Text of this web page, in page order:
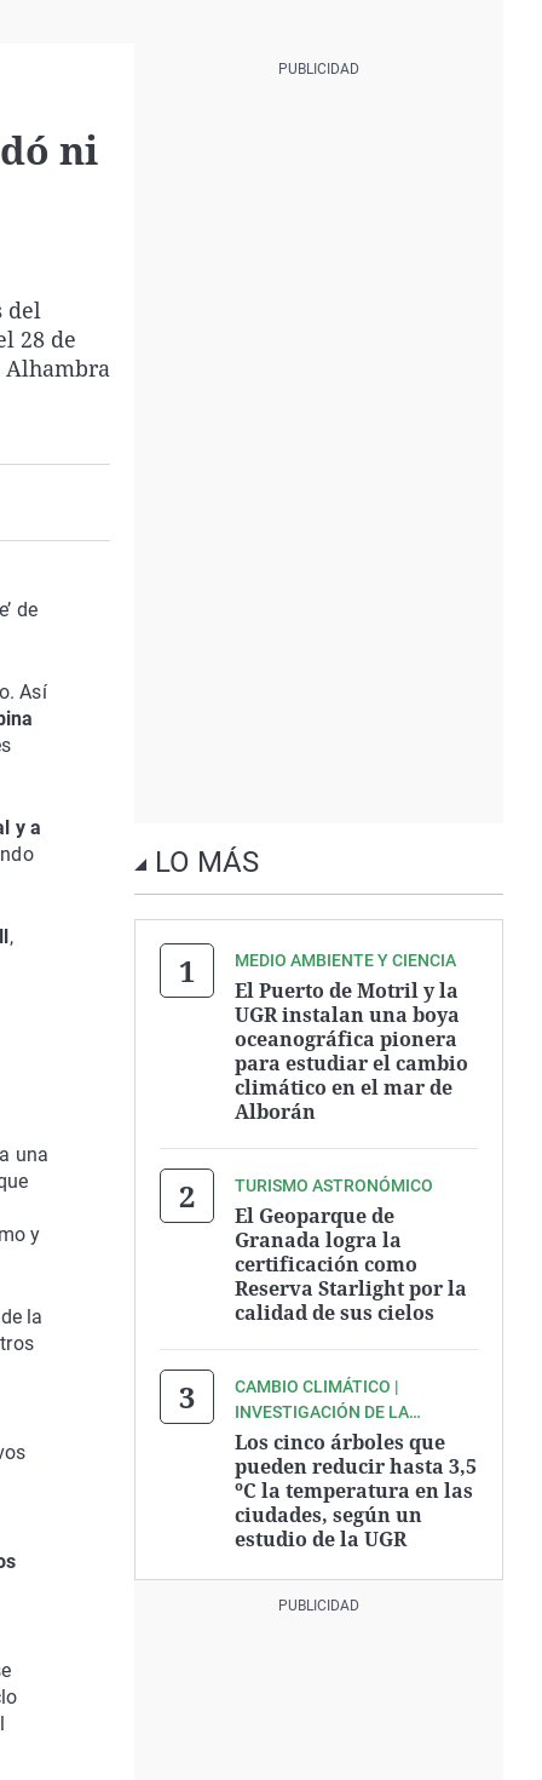
ni
del
28 de
Alhambra
de
Así
y a
,
una
y
la
LO MÁS
MEDIO AMBIENTE Y CIENCIA
El Puerto de Motril y la
UGR instalan una boya
oceanográfica pionera
para estudiar el cambio
climático en el mar de
Alborán
TURISMO ASTRONÓMICO
El Geoparque de
Granada logra la
certificación como
Reserva Starlight por la
calidad de sus cielos
CAMBIO CLIMÁTICO |
INVESTIGACIÓN DE LA
UNIVERSIDAD DE GRANADA
Los cinco árboles que
pueden reducir hasta 3,5
ºC la temperatura en las
ciudades, según un
estudio de la UGR